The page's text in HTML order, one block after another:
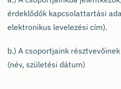
érdeklődők kapcsolattartási
elektronikus levelezési cím).
b.) A csoportjaink
(név, születési dátum)